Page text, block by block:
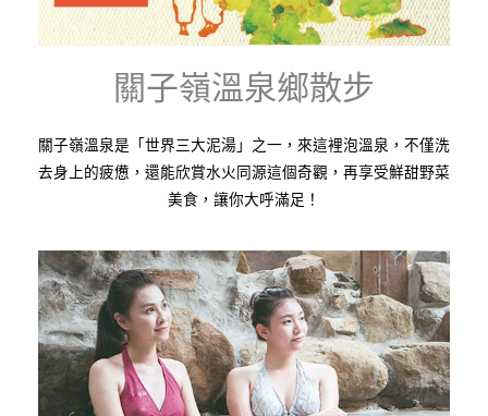
關子嶺溫泉鄉散步
關子嶺溫泉是「世界三大泥湯」之一，來這裡泡溫泉，不僅洗
去身上的疲憊，還能欣賞水火同源這個奇觀，再享受鮮甜野菜
美食，讓你大呼滿足！